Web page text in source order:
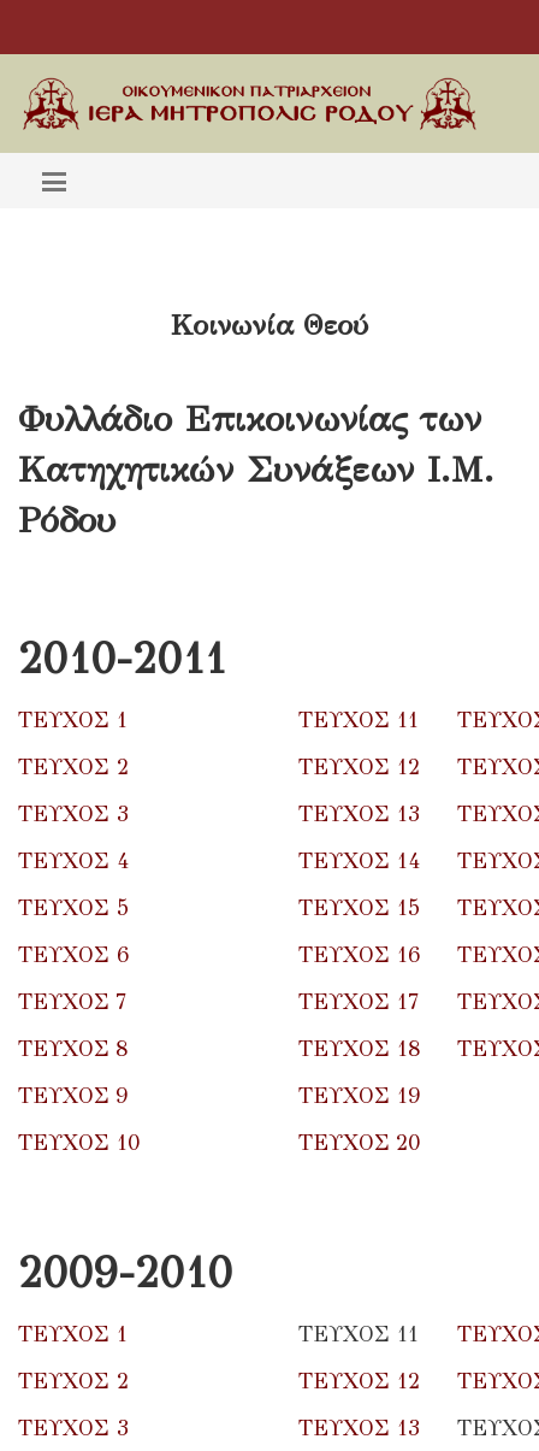
Κοινωνία Θεού
Φυλλάδιο Επικοινωνίας των
Κατηχητικών Συνάξεων Ι.Μ.
Ρόδου
2010-2011
ΤΕΥΧΟΣ 1 ΤΕΥΧΟΣ 11
ΤΕΥΧΟΣ 2
ΤΕΥΧΟΣ 12
ΤΕΥΧΟΣ 3
ΤΕΥΧΟΣ 13
ΤΕΥΧΟΣ 4
ΤΕΥΧΟΣ 14
ΤΕΥΧΟΣ 5
ΤΕΥΧΟΣ 15
ΤΕΥΧΟΣ 6
ΤΕΥΧΟΣ 16
ΤΕΥΧΟΣ 7
ΤΕΥΧΟΣ 17
ΤΕΥΧΟΣ 8
ΤΕΥΧΟΣ 18
ΤΕΥΧΟΣ 9
ΤΕΥΧΟΣ 19
ΤΕΥΧΟΣ 10
ΤΕΥΧΟΣ 20
2009-2010
ΤΕΥΧΟΣ 1 ΤΕΥΧΟΣ 11
ΤΕΥΧΟΣ 2
ΤΕΥΧΟΣ 12
ΤΕΥΧΟΣ 3
ΤΕΥΧΟΣ 13